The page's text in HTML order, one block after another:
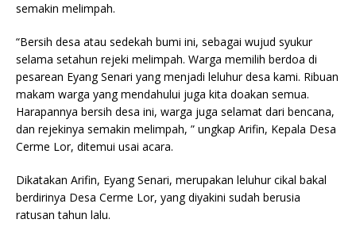
semakin melimpah.
“Bersih desa atau sedekah bumi ini, sebagai wujud syukur
selama setahun rejeki melimpah. Warga memilih berdoa di
pesarean Eyang Senari yang menjadi leluhur desa kami. Ribuan
makam warga yang mendahului juga kita doakan semua.
Harapannya bersih desa ini, warga juga selamat dari bencana,
dan rejekinya semakin melimpah, ” ungkap Arifin, Kepala Desa
Cerme Lor, ditemui usai acara.
Dikatakan Arifin, Eyang Senari, merupakan leluhur cikal bakal
berdirinya Desa Cerme Lor, yang diyakini sudah berusia
ratusan tahun lalu.